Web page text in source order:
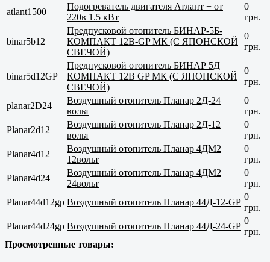
atlant1500
Подогреватель двигателя Атлант + от
220в 1.5 кВт
0
грн.
binar5b12
Предпусковой отопитель БИНАР-5Б-
КОМПАКТ 12В-GP МК (С ЯПОНСКОЙ
СВЕЧОЙ)
0
грн.
binar5d12GP
Предпусковой отопитель БИНАР 5Д
КОМПАКТ 12В GP МК (С ЯПОНСКОЙ
СВЕЧОЙ)
0
грн.
planar2D24
Воздушный отопитель Планар 2Д-24
вольт
0
грн.
Planar2d12
Воздушный отопитель Планар 2Д-12
вольт
0
грн.
Planar4d12
Воздушный отопитель Планар 4ДМ2
12вольт
0
грн.
Planar4d24
Воздушный отопитель Планар 4ДМ2
24вольт
0
грн.
Planar44d12gp Воздушный отопитель Планар 44Д-12-GP
0
грн.
Planar44d24gp Воздушный отопитель Планар 44Д-24-GP
0
грн.
Просмотренные товары: